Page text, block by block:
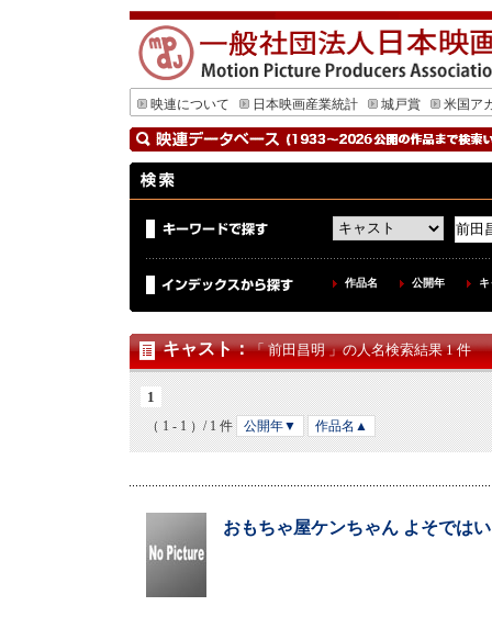
映連について 日本映画産業統計 城戸賞 米国ア
作品名 公開年
キャスト：「 前田昌明 」の人名検索結果 1 件
1
（ 1 - 1 ）/ 1 件 公開年▼ 作品名▲
おもちゃ屋ケンちゃん よそでは